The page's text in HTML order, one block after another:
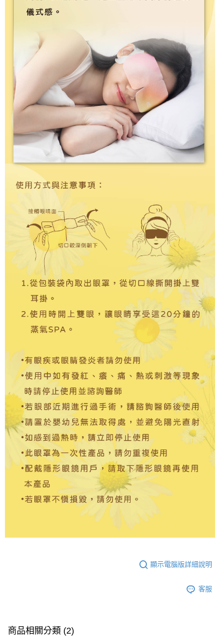
顯示電腦版詳細說明
客服
商品相關分類 (2)